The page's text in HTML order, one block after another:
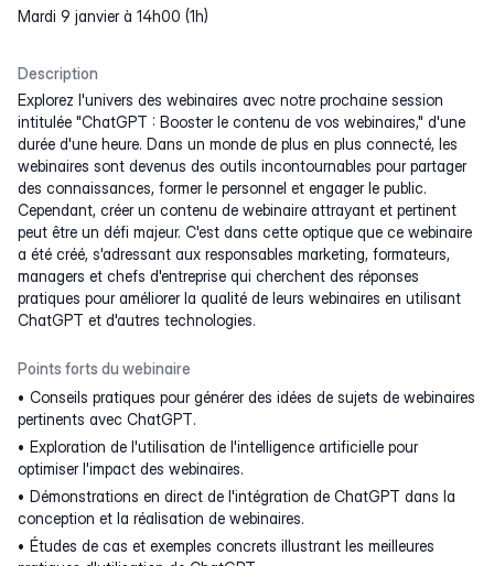
mardi 9 janvier à 14h00 (1h)
Description
Explorez l'univers des webinaires avec notre prochaine session
intitulée "ChatGPT : Booster le contenu de vos webinaires," d'une
durée d'une heure. Dans un monde de plus en plus connecté, les
webinaires sont devenus des outils incontournables pour partager
des connaissances, former le personnel et engager le public.
Cependant, créer un contenu de webinaire attrayant et pertinent
peut être un défi majeur. C'est dans cette optique que ce webinaire
a été créé, s'adressant aux responsables marketing, formateurs,
managers et chefs d'entreprise qui cherchent des réponses
pratiques pour améliorer la qualité de leurs webinaires en utilisant
ChatGPT et d'autres technologies.
Points forts du webinaire
Conseils pratiques pour générer des idées de sujets de webinaires
pertinents avec ChatGPT.
Exploration de l'utilisation de l'intelligence artificielle pour
optimiser l'impact des webinaires.
Démonstrations en direct de l'intégration de ChatGPT dans la
conception et la réalisation de webinaires.
Études de cas et exemples concrets illustrant les meilleures